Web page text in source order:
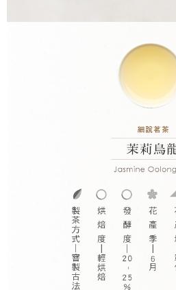
買賣價金債權讓與本公司後，依約使用本公
2.基於同意付款使用「大哥付你分期」之契
由本公司與您本人進行分期帳單所需資料之
3.完整用戶服務條款，請詳閱以下連結：
購買商品的店家。未經商家同意取消之訂單
※ 交易是否成功請以「AFTEE先享後付 」
是否繳費成功／繳費後需取消欲退款等相關
https://
１．透過由恩沛科技股份有限公司提供之「
易，需依本服務之必要範圍內提供個人資料
權轉讓予恩沛科技股份有限公司。
２．關於個人資料處理事宜，請瀏覽以下網
３．未成年的使用者請事先徵得法定代理人
「AFTEE先享後付」，若未經同意申辦者
４．使用「AFTEE先享後付」時，將依據
時審查核予不同之上限額度；若仍有額度不
請求用戶進行身份認證。
５．嚴禁一人註冊多個帳號或使用他人資訊
恩沛科技股份有限公司將有權停止該用戶之
萊爾富取貨付款
每筆NT$80，滿NT$1,200(含以上)免運
每筆NT$80，滿NT$1,200(含以上)免運
每筆NT$80，滿NT$1,200(含以上)免運
每筆NT$80，滿NT$1,200(含以上)免
每筆NT$150，滿NT$1,800(含以上)免
每筆NT$250，滿NT$2,500(含以上)免